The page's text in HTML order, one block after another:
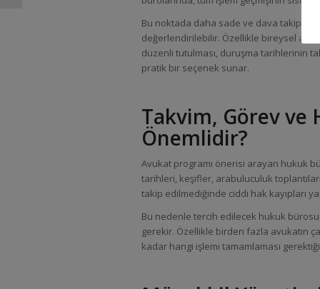
Bu noktada daha sade ve dava takip
değerlendirilebilir. Özellikle bireysel
düzenli tutulması, duruşma tarihlerinin
pratik bir seçenek sunar.
Takvim, Görev ve
Önemlidir?
Avukat programı önerisi arayan hukuk
tarihleri, keşifler, arabuluculuk
takip edilmediğinde ciddi hak kayıpları
Bu nedenle tercih edilecek hukuk bürosu
gerekir. Özellikle birden fazla avukatın
kadar hangi işlemi tamamlaması